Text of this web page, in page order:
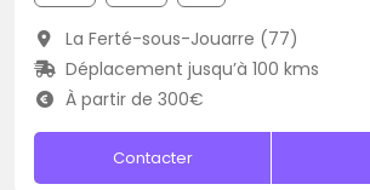
La Ferté-sous-Jouarre (77)
Déplacement jusqu’à 100 kms
À partir de 300€
Contacter